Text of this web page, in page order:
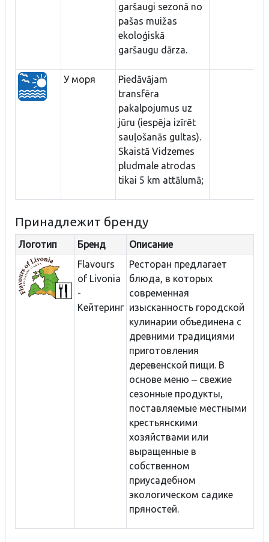
garšaugi sezonā no
pašas muižas
ekoloģiskā
garšaugu dārza.
У моря
Piedāvājam
transfēra
pakalpojumus uz
jūru (iespēja izīrēt
sauļošanās gultas).
Skaistā Vidzemes
pludmale atrodas
tikai 5 km attālumā;
Принадлежит бренду
Логотип Бренд
Описание
Flavours
of Livonia
-
Кейтеринг
Ресторан предлагает
блюда, в которых
современная
изысканность городской
кулинарии объединена с
древними традициями
приготовления
деревенской пищи. В
основе меню ‒ свежие
сезонные продукты,
поставляемые местными
крестьянскими
хозяйствами или
выращенные в
собственном
приусадебном
экологическом садике
пряностей.